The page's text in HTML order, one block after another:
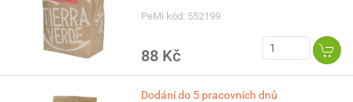
PeMi kód: 552199
88 Kč
Dodání do 5 pracovních dnů